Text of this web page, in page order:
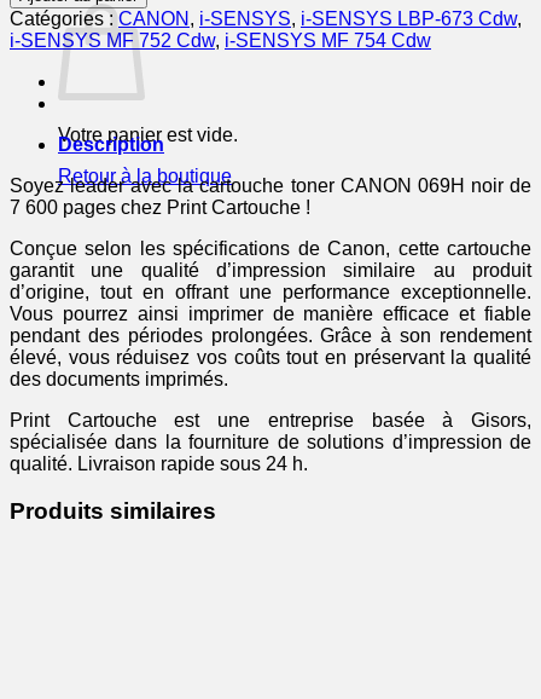
Votre panier est vide.
Retour à la boutique
CANON
Cartouche
Toner
069H
Noir
600
Catégories : CANON , i-SENSYS, i-SENSYS LBP-673 Cdw,
i-SENSYS MF 752 Cdw, i-SENSYS MF 754 Cdw
Description
Soyez leader avec la cartouche toner CANON 069H noir de
7 600 pages chez Print Cartouche !
Conçue selon les spécifications de Canon, cette cartouche
garantit une qualité d’impression similaire au produit
d’origine, tout en offrant une performance exceptionnelle.
Vous pourrez ainsi imprimer de manière efficace et fiable
pendant des périodes prolongées. Grâce à son rendement
élevé, vous réduisez vos coûts tout en préservant la qualité
des documents imprimés.
Print Cartouche est une entreprise basée à Gisors,
spécialisée dans la fourniture de solutions d’impression de
qualité. Livraison rapide sous 24 h.
Produits similaires